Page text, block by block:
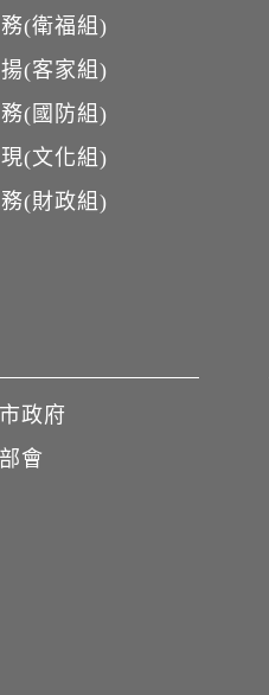
(衛福組)
(客家組)
(國防組)
(文化組)
(財政組)
政府
會